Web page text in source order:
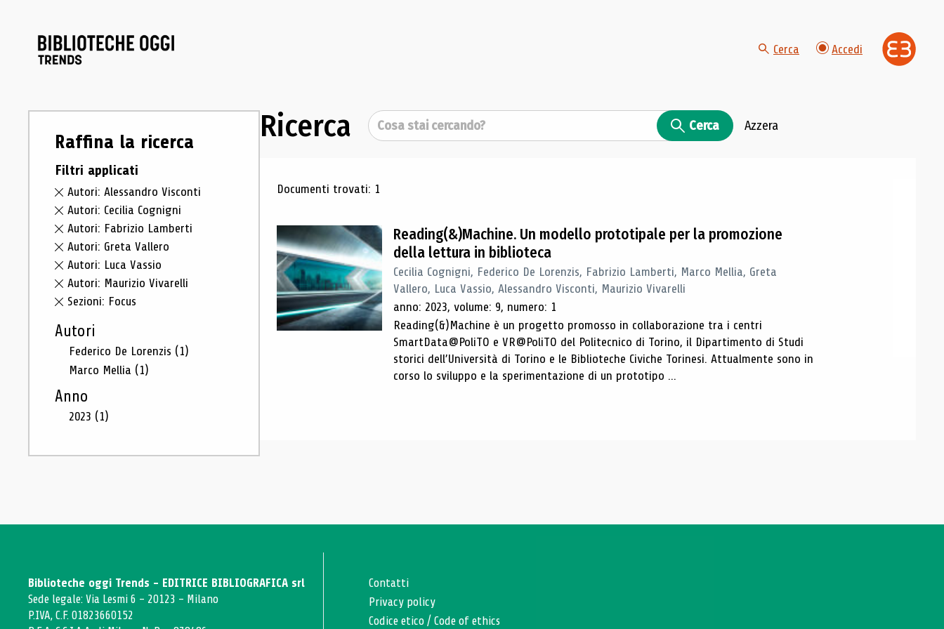
Cerca Accedi
Raffina la ricerca
Filtri applicati
Autori: Alessandro Visconti
Autori: Cecilia Cognigni
Autori: Fabrizio Lamberti
Autori: Greta Vallero
Autori: Luca Vassio
Autori: Maurizio Vivarelli
Sezioni: Focus
Autori
Federico De Lorenzis (1)
Marco Mellia (1)
Anno
2023 (1)
Ricerca Cerca Cerca Azzera
Risultati di ricerca
Documenti trovati: 1
Reading(&)Machine. Un modello prototipale per la promozione
della lettura in biblioteca
Cecilia Cognigni, Federico De Lorenzis, Fabrizio Lamberti, Marco Mellia, Greta
Vallero, Luca Vassio, Alessandro Visconti, Maurizio Vivarelli
anno: 2023, volume: 9, numero: 1
Reading(&)Machine è un progetto promosso in collaborazione tra i centri
SmartData@PoliTO e VR@PoliTO del Politecnico di Torino, il Dipartimento di Studi
storici dell’Università di Torino e le Biblioteche Civiche Torinesi. Attualmente sono in
corso lo sviluppo e la sperimentazione di un prototipo ...
Biblioteche oggi Trends - EDITRICE BIBLIOGRAFICA srl
Sede legale: Via Lesmi 6 - 20123 - Milano
P.IVA, C.F. 01823660152
Contatti
Privacy policy
Codice etico /Code of ethics